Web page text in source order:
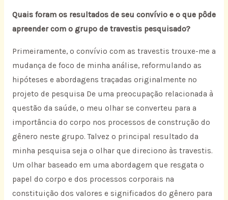
Quais foram os resultados de seu convívio e o que pôde
apreender com o grupo de travestis pesquisado?
Primeiramente, o convívio com as travestis trouxe-me a
mudança de foco de minha análise, reformulando as
hipóteses e abordagens traçadas originalmente no
projeto de pesquisa De uma preocupação relacionada à
questão da saúde, o meu olhar se converteu para a
importância do corpo nos processos de construção do
gênero neste grupo. Talvez o principal resultado da
minha pesquisa seja o olhar que direciono às travestis.
Um olhar baseado em uma abordagem que resgata o
papel do corpo e dos processos corporais na
constituição dos valores e significados do gênero para